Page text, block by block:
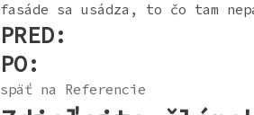
fasáde sa usádza, to čo tam
PRED:
PO:
späť na Referencie